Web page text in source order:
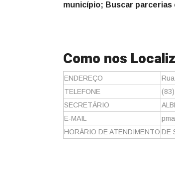
município; Buscar
Como nos
ENDEREÇO
TELEFONE
SECRETÁRIO
E-MAIL
HORÁRIO DE ATENDIMENTO DE